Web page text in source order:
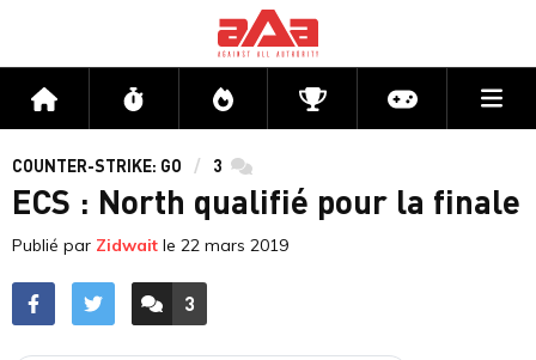
Accueil Flux Directs CompétitionsActu jeux
COUNTER-STRIKE: GO 3 commentaires
ECS : North qualifié pour la finale
Publié par Zidwait le 22 mars 2019
ACCÉDER AUX
3
COMMENTAIRES